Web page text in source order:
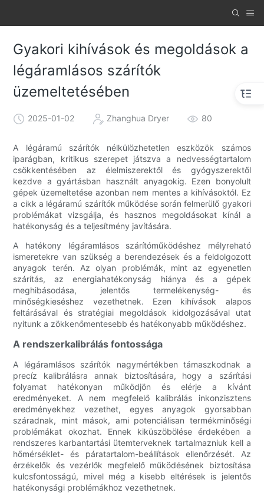
Gyakori kihívások és megoldások a
légáramlásos szárítók
üzemeltetésében
2025-01-02 Zhanghua Dryer 80
A légáramú szárítók nélkülözhetetlen eszközök számos
iparágban, kritikus szerepet játszva a nedvességtartalom
csökkentésében az élelmiszerektől és gyógyszerektől
kezdve a gyártásban használt anyagokig. Ezen bonyolult
gépek üzemeltetése azonban nem mentes a kihívásoktól. Ez
a cikk a légáramú szárítók működése során felmerülő gyakori
problémákat vizsgálja, és hasznos megoldásokat kínál a
hatékonyság és a teljesítmény javítására.
A hatékony légáramlásos szárítóműködéshez mélyreható
ismeretekre van szükség a berendezések és a feldolgozott
anyagok terén. Az olyan problémák, mint az egyenetlen
szárítás, az energiahatékonyság hiánya és a gépek
meghibásodása, jelentős termelékenység- és
minőségkieséshez vezethetnek. Ezen kihívások alapos
feltárásával és stratégiai megoldások kidolgozásával utat
nyitunk a zökkenőmentesebb és hatékonyabb működéshez.
A rendszerkalibrálás fontossága
A légáramlásos szárítók nagymértékben támaszkodnak a
precíz kalibrálásra annak biztosítására, hogy a szárítási
folyamat hatékonyan működjön és elérje a kívánt
eredményeket. A nem megfelelő kalibrálás inkonzisztens
eredményekhez vezethet, egyes anyagok gyorsabban
száradnak, mint mások, ami potenciálisan termékminőségi
problémákat okozhat. Ennek kiküszöbölése érdekében a
rendszeres karbantartási ütemterveknek tartalmazniuk kell a
hőmérséklet- és páratartalom-beállítások ellenőrzését. Az
érzékelők és vezérlők megfelelő működésének biztosítása
kulcsfontosságú, mivel még a kisebb eltérések is jelentős
hatékonysági problémákhoz vezethetnek.